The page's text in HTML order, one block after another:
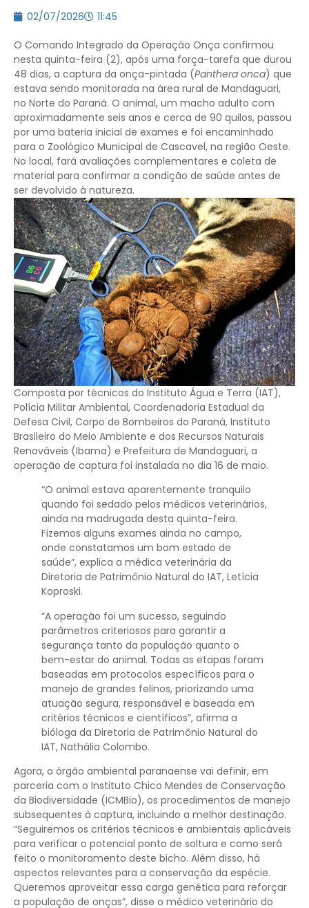
02/07/2026 11:45
O Comando Integrado da Operação Onça confirmou
nesta quinta-feira (2), após uma força-tarefa que durou
48 dias, a captura da onça-pintada (Panthera onca) que
estava sendo monitorada na área rural de Mandaguari,
no Norte do Paraná. O animal, um macho adulto com
aproximadamente seis anos e cerca de 90 quilos, passou
por uma bateria inicial de exames e foi encaminhado
para o Zoológico Municipal de Cascavel, na região Oeste.
No local, fará avaliações complementares e coleta de
material para confirmar a condição de saúde antes de
ser devolvido à natureza.
Composta por técnicos do Instituto Água e Terra (IAT),
Polícia Militar Ambiental, Coordenadoria Estadual da
Defesa Civil, Corpo de Bombeiros do Paraná, Instituto
Brasileiro do Meio Ambiente e dos Recursos Naturais
Renováveis (Ibama) e Prefeitura de Mandaguari, a
operação de captura foi instalada no dia 16 de maio.
“O animal estava aparentemente tranquilo
quando foi sedado pelos médicos veterinários,
ainda na madrugada desta quinta-feira.
Fizemos alguns exames ainda no campo,
onde constatamos um bom estado de
saúde”, explica a médica veterinária da
Diretoria de Patrimônio Natural do IAT, Letícia
Koproski.
“A operação foi um sucesso, seguindo
parâmetros criteriosos para garantir a
segurança tanto da população quanto o
bem-estar do animal. Todas as etapas foram
baseadas em protocolos específicos para o
manejo de grandes felinos, priorizando uma
atuação segura, responsável e baseada em
critérios técnicos e científicos”, afirma a
bióloga da Diretoria de Patrimônio Natural do
IAT, Nathália Colombo.
Agora, o órgão ambiental paranaense vai definir, em
parceria com o Instituto Chico Mendes de Conservação
da Biodiversidade (ICMBio), os procedimentos de manejo
subsequentes à captura, incluindo a melhor destinação.
“Seguiremos os critérios técnicos e ambientais aplicáveis
para verificar o potencial ponto de soltura e como será
feito o monitoramento deste bicho. Além disso, há
aspectos relevantes para a conservação da espécie.
Queremos aproveitar essa carga genética para reforçar
a população de onças”, disse o médico veterinário do